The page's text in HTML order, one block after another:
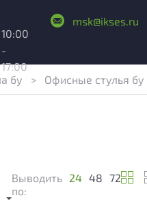
10:00
-
17:00
msk@ikses.ru
бу > Офисные стулья бу
Выводить
по:
24 48 72